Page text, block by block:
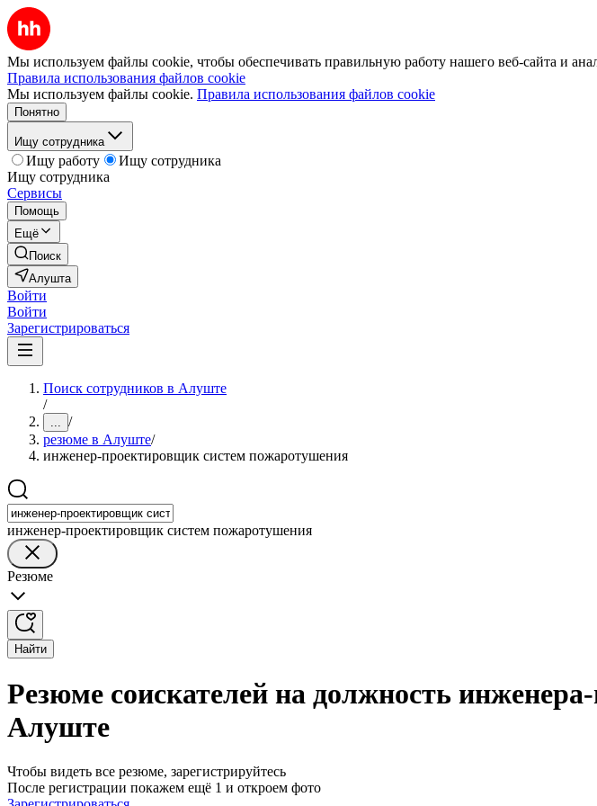
Мы используем файлы cookie, чтобы обеспечивать правильную работу нашего веб-сайта и
Правила использования файлов cookie
Мы используем файлы cookie. Правила использования файлов cookie
Понятно
Ищу сотрудника
Ищу работу
Ищу сотрудника
Ищу сотрудника
Сервисы
Помощь
Ещё
Поиск
Алушта
Войти
Войти
Зарегистрироваться
Поиск сотрудников в Алуште
/
... /
резюме в Алуште/
инженер-проектировщик систем пожаротушения
инженер-проектировщик систем пожаротушения
Резюме
Найти
Резюме соискателей на должность
Алуште
Чтобы видеть все резюме, зарегистрируйтесь
После регистрации покажем ещё 1 и откроем фото